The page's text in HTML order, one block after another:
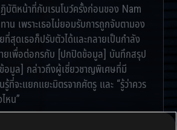
บัติหน้าที่กับเรนโบว์ครั้งก่อนของ Nam
าน เพราะเธอไม่ยอมรับการถูกจับตามอง
ที่สุดเธอก็ปรับตัวได้และกลายเป็นกำลัง
ยเพื่อต่อกรกับ [ปกปิดข้อมูล] บันทึกสรุป
อมูล] กล่าวถึงผู้เชี่ยวชาญพิเศษที่มี
ที่จะแยกแยะมิตรจากศัตรู และ “รู้ว่าควร
หน”